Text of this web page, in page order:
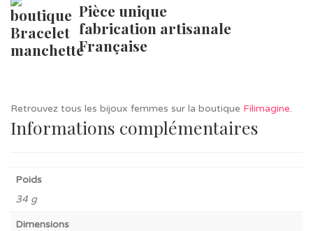
Pièce unique
fabrication artisanale
Française
Retrouvez tous les bijoux femmes sur la boutique Filimagine.
Informations complémentaires
Poids
34 g
Dimensions